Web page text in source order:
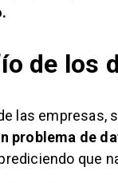
de los
las
problema de
que